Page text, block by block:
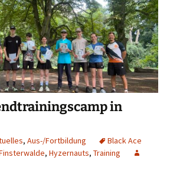
in
, Aus-/Fortbildung
Black Ace
, Hyzernauts, Training